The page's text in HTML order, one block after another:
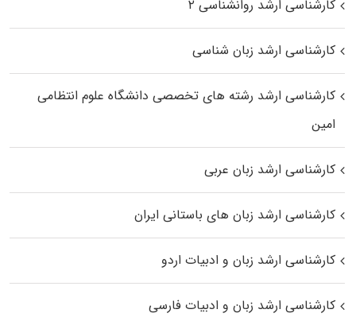
کارشناسی ارشد روانشناسی ۲
کارشناسی ارشد زبان شناسی
کارشناسی ارشد رﺷﺘﻪ ﻫﺎی تخصصی داﻧﺸﮕﺎه ﻋﻠﻮم انتظامی
اﻣﻴﻦ
کارشناسی ارشد زبان عربی
کارشناسی ارشد زبان‌ های باستانی ایران
کارشناسی ارشد زبان و ادبیات اردو
کارشناسی ارشد زبان و ادبیات فارسی